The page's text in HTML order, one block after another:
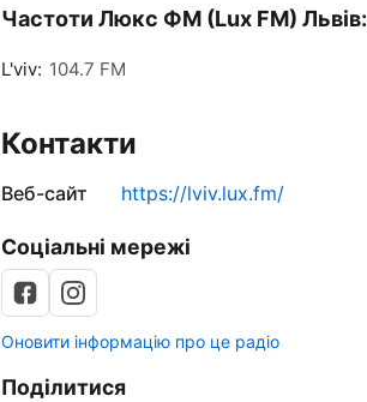
Частоти Люкс ФМ (Lux FM) Львів:
L'viv: 104.7 FM
Контакти
Веб-сайт https://lviv.lux.fm/
Соціальні мережі
Оновити інформацію про це радіо
Поділитися